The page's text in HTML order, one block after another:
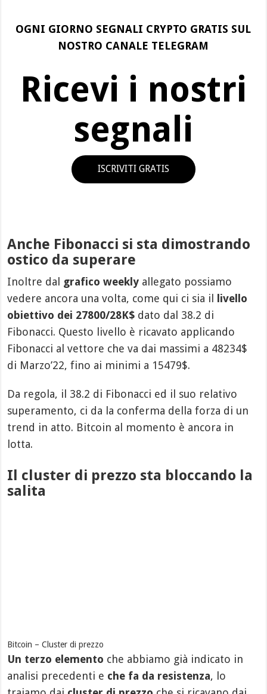
OGNI GIORNO SEGNALI CRYPTO GRATIS SUL
NOSTRO CANALE TELEGRAM
Ricevi i nostri
segnali
ISCRIVITI GRATIS
Anche Fibonacci si sta dimostrando
ostico da superare
Inoltre dal grafico weekly allegato possiamo
vedere ancora una volta, come qui ci sia il livello
obiettivo dei 27800/28K$ dato dal 38.2 di
Fibonacci. Questo livello è ricavato applicando
Fibonacci al vettore che va dai massimi a 48234$
di Marzo’22, fino ai minimi a 15479$.
Da regola, il 38.2 di Fibonacci ed il suo relativo
superamento, ci da la conferma della forza di un
trend in atto. Bitcoin al momento è ancora in
lotta.
Il cluster di prezzo sta bloccando la
salita
Bitcoin – Cluster di prezzo
Un terzo elemento che abbiamo già indicato in
analisi precedenti e che fa da resistenza, lo